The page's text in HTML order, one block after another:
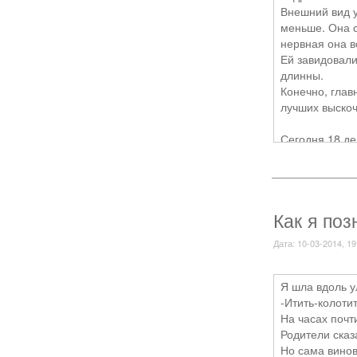
Внешний вид
меньше. Она
нервная она
Ей
длинны.
Конечно,
лучших
Сегодня 18
Кейт :
Кейт : Мне
Кейт :
Такой
Как я
Дата: 10-03-2014,
Я шла вдоль
-Итить-
На часах
Родители
Но сама